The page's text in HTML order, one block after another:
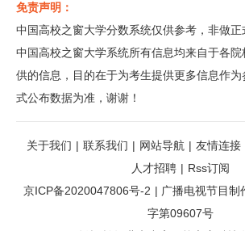
免责声明：
中国高校之窗大学分数系统仅供参考，非做正
中国高校之窗大学系统所有信息均来自于各
供的信息，目的在于为考生提供更多信息作
式公布数据为准，谢谢！
关于我们 | 联系我们 | 网站导航 | 友情连接
人才招聘 | Rss订阅
京ICP备2020047806号-2 | 广播电视节目制
字第09607号